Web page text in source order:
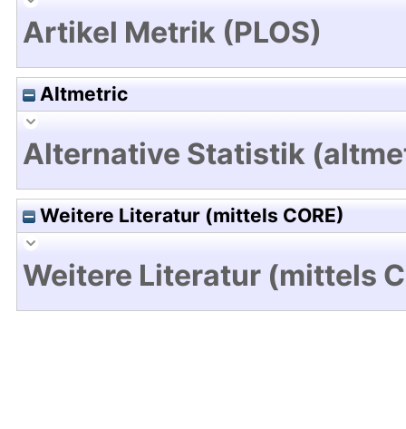
Artikel Metrik (PLOS)
Altmetric
Alternative Statistik
Weitere Literatur (mittels CORE)
Weitere Literatur (mittels